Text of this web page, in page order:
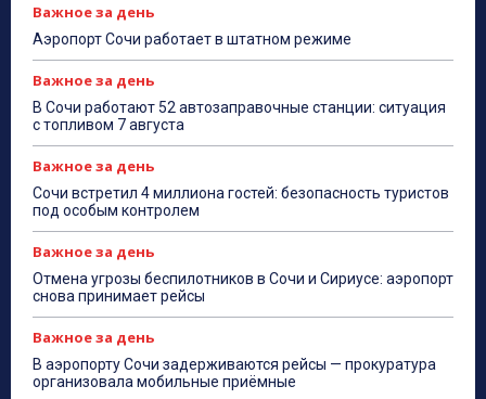
Важное за день
Аэропорт Сочи работает в штатном режиме
Важное за день
В Сочи работают 52 автозаправочные станции: ситуация
с топливом 7 августа
Важное за день
Сочи встретил 4 миллиона гостей: безопасность туристов
под особым контролем
Важное за день
Отмена угрозы беспилотников в Сочи и Сириусе: аэропорт
снова принимает рейсы
Важное за день
В аэропорту Сочи задерживаются рейсы — прокуратура
организовала мобильные приёмные